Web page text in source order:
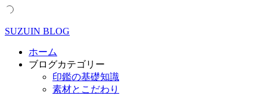
SUZUIN BLOG
ホーム
ブログカテゴリー
印鑑の基礎知識
素材とこだわり